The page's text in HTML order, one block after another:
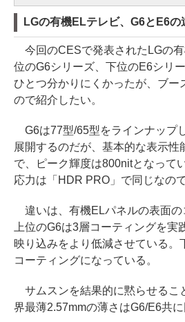
LGの有機ELテレビ、G6とE6の
今回のCESで発表されたLGの
位のG6シリーズ、下位のE6シリ
ひとつ分かりにくかったが、ブー
ので紹介したい。
G6は77型/65型をラインナップ
展開するのだが、基本的な表示性
で、ピーク輝度は800nitとなって
応力は「HDR PRO」で同じなので
違いは、有機ELパネルの表面の
上位のG6は3層コーティングを実
映り込みをより低減させている。
コーティングになっている。
サムスンを結果的に黙らせるこ
界最薄2.57mmの薄さはG6/E6共に